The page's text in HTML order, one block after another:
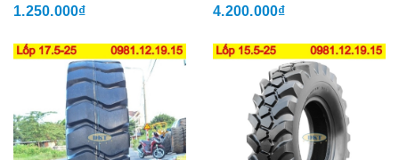
1.250.000₫
ẤN ĐỘ
4.200.000₫